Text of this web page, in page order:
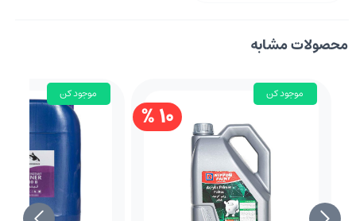
محصولات مشابه
10 %
موجود کن موجود کن